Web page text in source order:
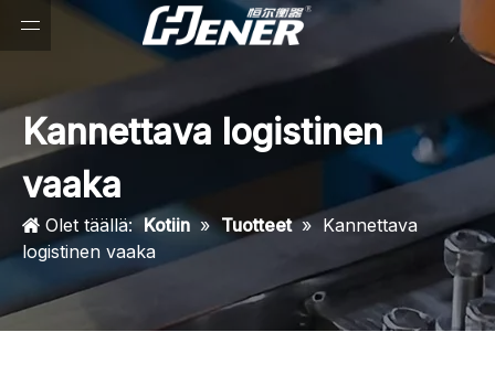
Kannettava logistinen
vaaka
Olet täällä: Kotiin » Tuotteet » Kannettava
logistinen vaaka